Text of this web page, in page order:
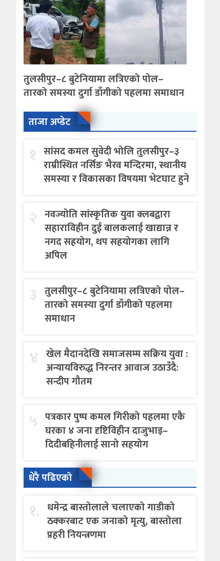
तुलसीपुर–८ बुटेनियामा लत्रिएको पोल–
तारको समस्या दुर्गा डाँगीको पहलमा समाधान
ताजा अप्डेट
१ सांसद कमल सुवेदी भोलि तुलसीपुर–३
राम्रीस्थित नर्सिङ भैरव मन्दिरमा, स्थानीय
समस्या र विकासका विषयमा भेटघाट हुने
२ नवज्योति सांस्कृतिक युवा क्लबद्वारा
सहाराविहीन दुई बालकलाई खाद्यान्न र
नगद सहयोग, थप सहयोगका लागि
अपिल
३ तुलसीपुर–८ बुटेनियामा लत्रिएको पोल–
तारको समस्या दुर्गा डाँगीको पहलमा
समाधान
४ खेल मैदानदेखि समाजसम्म सक्रिय युवा :
अन्यायविरुद्ध निरन्तर आवाज उठाउँदै:
सन्दीप गौतम
५ पत्रकार पुष्प कमल गिरीको पहलमा एकै
घरका ४ जना दृष्टिविहीन दाजुभाइ–
दिदीबहिनीलाई सानो सहयोग
धेरै पढिएको
१. धमेन्द्र बास्तोलाले चलाएको गाडीको
ठक्करबाट एक जनाको मृत्यु, बास्तोला
प्रहरी नियन्त्रणमा